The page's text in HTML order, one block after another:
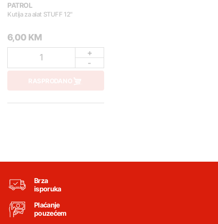
PATROL
Kutija za alat STUFF 12"
6,00 KM
1
+
-
RASPRODANO
Brza
isporuka
Plaćanje
pouzećem